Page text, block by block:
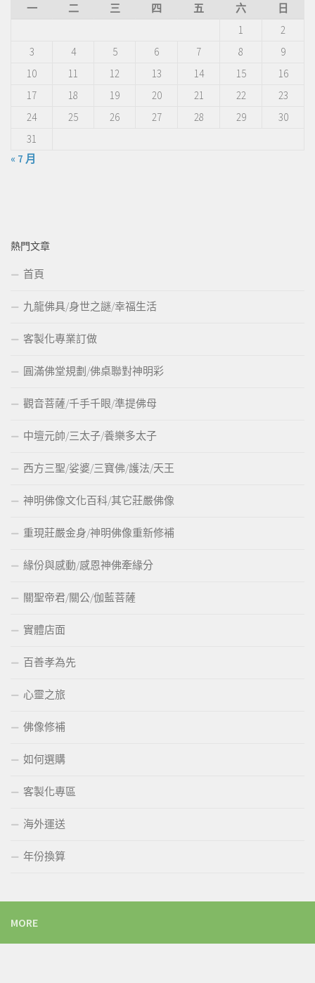
一
二 三 四 五 六
日
1
2
3
4 5 6 7 8
9
10
11 12 13 14 15
16
17
18 19 20 21 22
23
24
25 26 27 28 29
30
31
« 7 月
熱門文章
首頁
九龍佛具/身世之謎/幸福生活
客製化專業訂做
圓滿佛堂規劃/佛桌聯對神明彩
觀音菩薩/千手千眼/準提佛母
中壇元帥/三太子/養樂多太子
西方三聖/娑婆/三寶佛/護法/天王
神明佛像文化百科/其它莊嚴佛像
重現莊嚴金身/神明佛像重新修補
緣份與感動/感恩神佛牽緣分
關聖帝君/關公/伽藍菩薩
實體店面
百善孝為先
心靈之旅
佛像修補
如何選購
客製化專區
海外運送
年份換算
MORE